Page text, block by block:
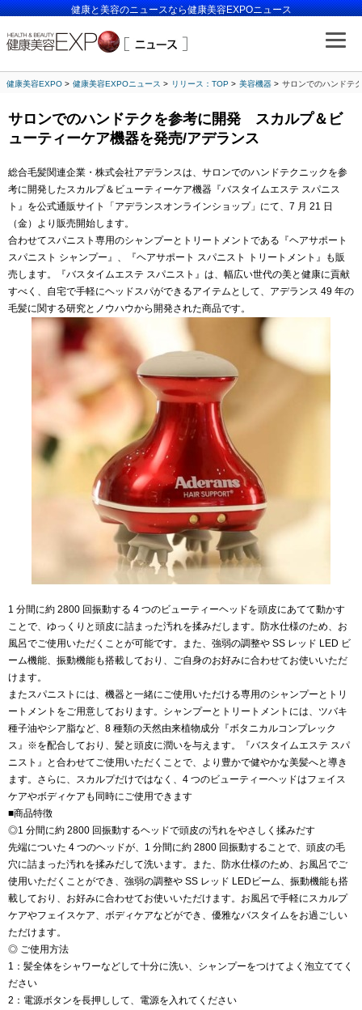
健康と美容のニュースなら健康美容EXPOニュース
健康美容EXPO 健康美容EXPOニュース リリース：TOP 美容機器 サロンでのハンドテ
サロンでのハンドテクを参考に開発 スカルプ＆ビ
ューティーケア機器を発売/アデランス
総合毛髪関連企業・株式会社アデランスは、サロンでのハンドテクニックを参
考に開発したスカルプ＆ビューティーケア機器『バスタイムエステ スパニス
ト』を公式通販サイト「アデランスオンラインショップ」にて、7 月 21 日
（金）より販売開始します。
合わせてスパニスト専用のシャンプーとトリートメントである『ヘアサポート
スパニスト シャンプー』、『ヘアサポート スパニスト トリートメント』も販
売します。『バスタイムエステ スパニスト』は、幅広い世代の美と健康に貢献
すべく、自宅で手軽にヘッドスパができるアイテムとして、アデランス 49 年の
毛髪に関する研究とノウハウから開発された商品です。
1 分間に約 2800 回振動する 4 つのビューティーヘッドを頭皮にあてて動かす
ことで、ゆっくりと頭皮に詰まった汚れを揉みだします。防水仕様のため、お
風呂でご使用いただくことが可能です。また、強弱の調整や SS レッド LED ビ
ーム機能、振動機能も搭載しており、ご自身のお好みに合わせてお使いいただ
けます。
またスパニストには、機器と一緒にご使用いただける専用のシャンプーとトリ
ートメントをご用意しております。シャンプーとトリートメントには、ツバキ
種子油やシア脂など、8 種類の天然由来植物成分『ボタニカルコンプレック
ス』※を配合しており、髪と頭皮に潤いを与えます。『バスタイムエステ スパ
ニスト』と合わせてご使用いただくことで、より豊かで健やかな美髪へと導き
ます。さらに、スカルプだけではなく、4 つのビューティーヘッドはフェイス
ケアやボディケアも同時にご使用できます
■商品特徴
◎1 分間に約 2800 回振動するヘッドで頭皮の汚れをやさしく揉みだす
先端についた 4 つのヘッドが、1 分間に約 2800 回振動することで、頭皮の毛
穴に詰まった汚れを揉みだして洗います。また、防水仕様のため、お風呂でご
使用いただくことができ、強弱の調整や SS レッド LEDビーム、振動機能も搭
載しており、お好みに合わせてお使いいただけます。お風呂で手軽にスカルプ
ケアやフェイスケア、ボディケアなどができ、優雅なバスタイムをお過ごしい
ただけます。
◎ ご使用方法
1：髪全体をシャワーなどして十分に洗い、シャンプーをつけてよく泡立ててく
ださい
2：電源ボタンを長押しして、電源を入れてください